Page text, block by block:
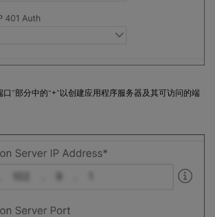
口”部分中的“+”以创建应用程序服务器及其可访问的端